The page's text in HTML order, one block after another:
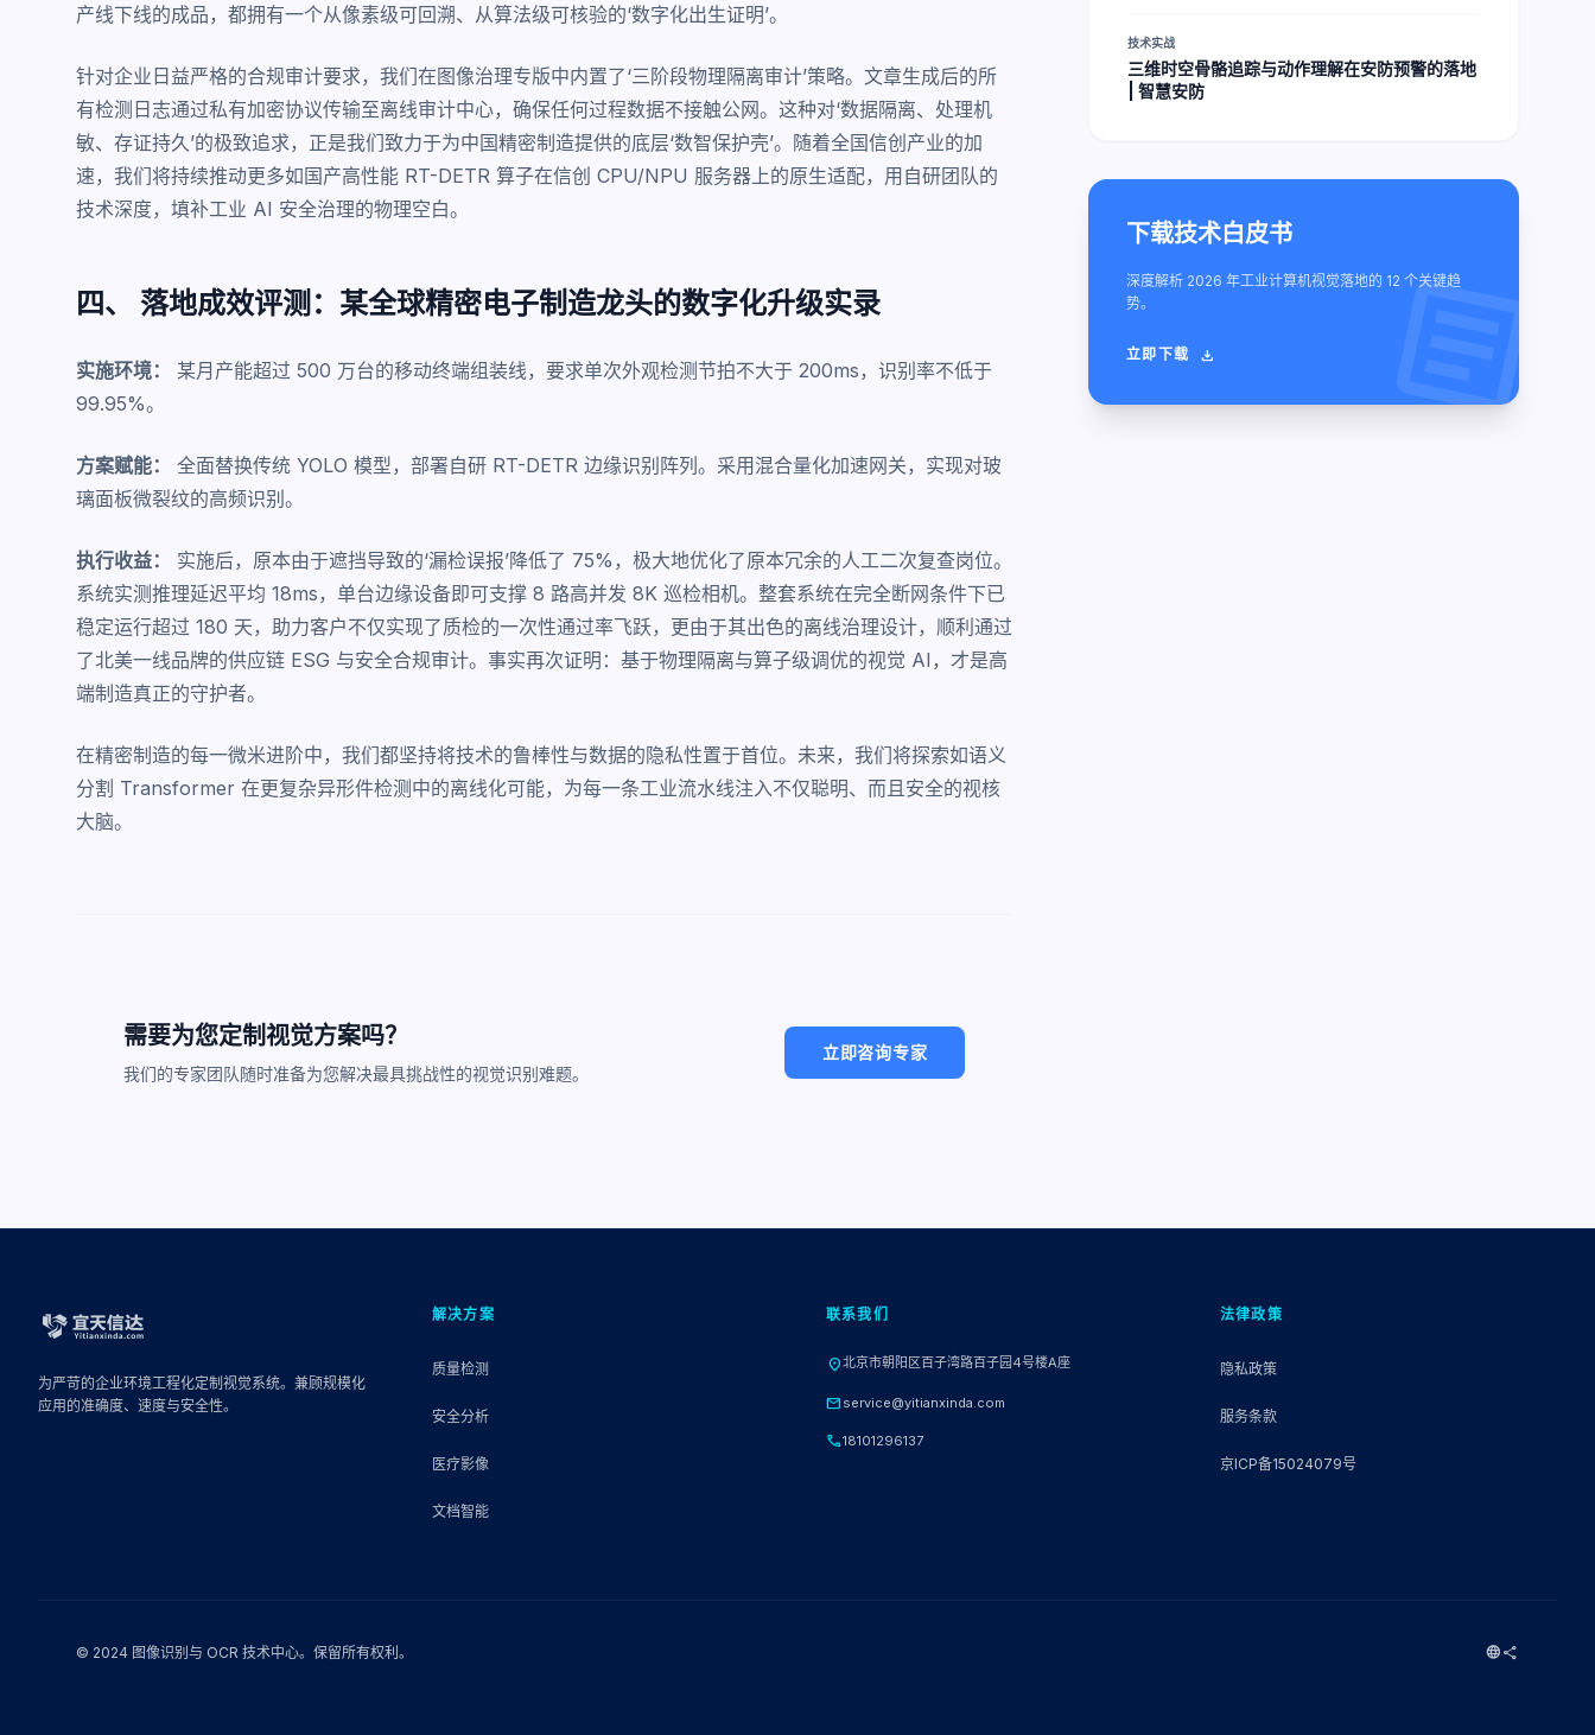
产线下线的成品，都拥有一个从像素级可回溯、从算法级可核验的‘数字化出生证明’。
针对企业日益严格的合规审计要求，我们在图像治理专版中内置了‘三阶段物理隔离审计’策略。文章生成后的所
有检测日志通过私有加密协议传输至离线审计中心，确保任何过程数据不接触公网。这种对‘数据隔离、处理机
敏、存证持久’的极致追求，正是我们致力于为中国精密制造提供的底层‘数智保护壳’。随着全国信创产业的加
速，我们将持续推动更多如国产高性能 RT-DETR 算子在信创 CPU/NPU 服务器上的原生适配，用自研团队的
技术深度，填补工业 AI 安全治理的物理空白。
四、 落地成效评测：某全球精密电子制造龙头的数字化升级实录
实施环境：
某月产能超过 500 万台的移动终端组装线，要求单次外观检测节拍不大于 200ms，识别率不低于
99.95%。
方案赋能：
全面替换传统 YOLO 模型，部署自研 RT-DETR 边缘识别阵列。采用混合量化加速网关，实现对玻
璃面板微裂纹的高频识别。
执行收益：
实施后，原本由于遮挡导致的‘漏检误报’降低了 75%，极大地优化了原本冗余的人工二次复查岗位。
系统实测推理延迟平均 18ms，单台边缘设备即可支撑 8 路高并发 8K 巡检相机。整套系统在完全断网条件下已
稳定运行超过 180 天，助力客户不仅实现了质检的一次性通过率飞跃，更由于其出色的离线治理设计，顺利通过
了北美一线品牌的供应链 ESG 与安全合规审计。事实再次证明：基于物理隔离与算子级调优的视觉 AI，才是高
端制造真正的守护者。
在精密制造的每一微米进阶中，我们都坚持将技术的鲁棒性与数据的隐私性置于首位。未来，我们将探索如语义
分割 Transformer 在更复杂异形件检测中的离线化可能，为每一条工业流水线注入不仅聪明、而且安全的视核
大脑。
需要为您定制视觉方案吗？
我们的专家团队随时准备为您解决最具挑战性的视觉识别难题。
立即咨询专家
技术实战
三维时空骨骼追踪与动作理解在安防预警的落地
| 智慧安防
下载技术白皮书
深度解析 2026 年工业计算机视觉落地的 12 个关键趋
势。
立即下载 download article
为严苛的企业环境工程化定制视觉系统。兼顾规模化
应用的准确度、速度与安全性。
解决方案
质量检测
安全分析
医疗影像
文档智能
联系我们
location_on北京市朝阳区百子湾路百子园4号楼A座
mail service@yitianxinda.com
call18101296137
法律政策
隐私政策
服务条款
京ICP备15024079号
© 2024 图像识别与 OCR 技术中心。保留所有权利。 languageshare